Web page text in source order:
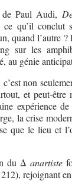
Paul Audi,
qu’il conclut
quand l’autre ?
sur les
au génie
non
et peut-être
expérience
la crise
que le lieu et
du Δanartiste
rejoignant